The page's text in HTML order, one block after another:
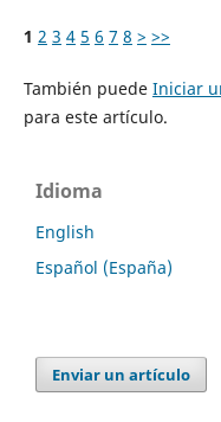
1 2 3 4 5 6 7 8 > >>
También puede Iniciar
para este artículo.
Idioma
English
Español (España)
Enviar un artículo